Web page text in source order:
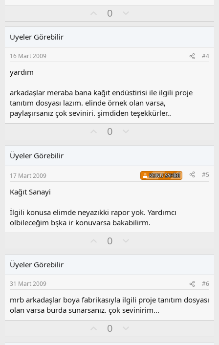
y
0
l
s
u
y
l
a
Üyeler Görebilir
16 Mart 2009 #4
yardım
arkadaşlar meraba bana kağıt endüstirisi ile ilgili proje
tanıtım dosyası lazım. elinde örnek olan varsa,
paylaşırsanız çok seviniri. şimdiden teşekkürler..
y
0
l
s
u
y
l
a
Üyeler Görebilir
17 Mart 2009 KONU SAHIBI #5
Kağıt Sanayi
İlgili konusa elimde neyazıkki rapor yok. Yardımcı
olbileceğim bşka ir konuvarsa bakabilirm.
y
0
l
s
u
z
o
y
a
Üyeler Görebilir
31 Mart 2009 #6
mrb arkadaşlar boya fabrikasıyla ilgili proje tanıtım dosyası
olan varsa burda sunarsanız. çok sevinirim...
y
0
l